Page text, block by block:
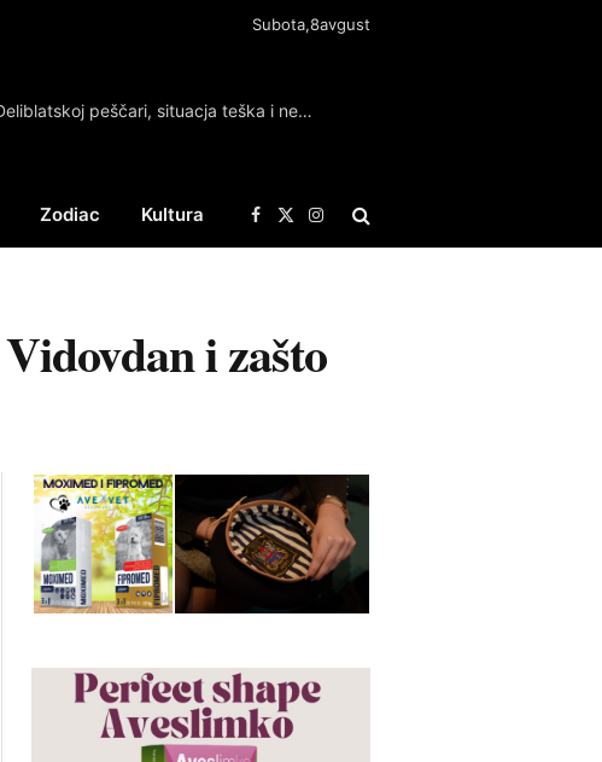
Subota,8avgust
Gori 1.500 hektara šume u Deliblatskoj peščari, situacja teška i neizvesna
Zodiac Kultura Facebook
X
(Twitter)
Instagram
i zašto